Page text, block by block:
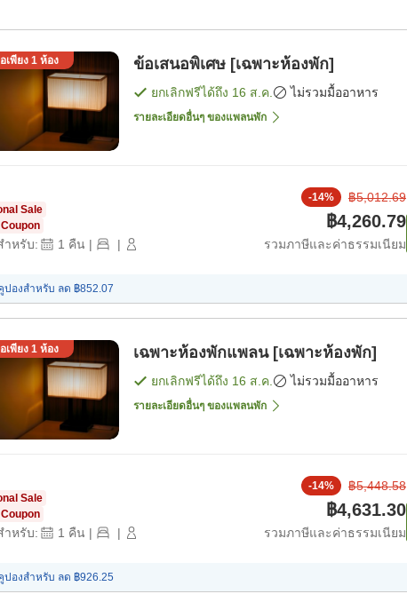
เพียง 1ห้อง ข้อเสนอพิเศษ [เฉพาะห้องพัก]
ยกเลิกฟรีได้ถึง 16 ส.ค. ไม่รวมมื้ออาหาร
รายละเอียดอื่นๆ ของแพลนพัก
Sale
ำหรับ: 1 คืน | |
-14% ฿5,012.69
฿4,260.79
รวมภาษีและค่าธรรมเนียม
ปองสำหรับ ลด ฿852.07
เพียง 1ห้อง เฉพาะห้องพักแพลน [เฉพาะห้องพัก]
ยกเลิกฟรีได้ถึง 16 ส.ค. ไม่รวมมื้ออาหาร
รายละเอียดอื่นๆ ของแพลนพัก
Sale
ำหรับ: 1 คืน | |
-14% ฿5,448.58
฿4,631.30
รวมภาษีและค่าธรรมเนียม
ปองสำหรับ ลด ฿926.25